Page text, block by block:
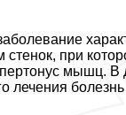
стенок, при
мышц.
лечения